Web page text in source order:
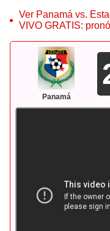
Ver Panamá vs.
VIVO GRATIS:
Panamá